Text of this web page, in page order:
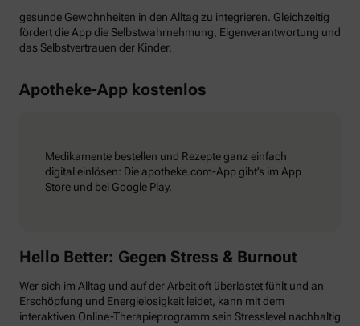
gesunde Gewohnheiten in den Alltag zu integrieren. Gleichzeitig
fördert die App die Selbstwahrnehmung, Eigenverantwortung und
das Selbstvertrauen der Kinder.
Apotheke-App kostenlos
Medikamente bestellen und Rezepte ganz einfach
digital einlösen: Die apotheke.com-App gibt’s im App
Store und bei Google Play.
Hello Better: Gegen Stress & Burnout
Wer sich im Alltag und auf der Arbeit oft überlastet fühlt und an
Erschöpfung und Energielosigkeit leidet, kann mit dem
interaktiven Online-Therapieprogramm sein Stresslevel nachhaltig